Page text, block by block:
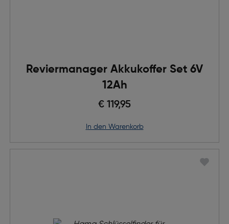
Reviermanager Akkukoffer Set 6V
12Ah
€ 119,95
in den Warenkorb